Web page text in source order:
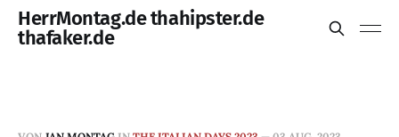
HerrMontag.de thahipster.de
thafaker.de